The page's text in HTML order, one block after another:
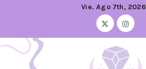
Vie. Ago 7th, 2026